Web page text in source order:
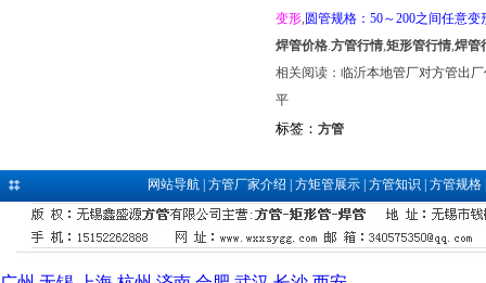
变形, 圆管规格：50～200之间任意变
焊管价格.方管行情,矩形管行情,焊管
相关阅读： 临沂本地管厂对方管出
平
标签： 方管
网站导航| 方管厂家介绍 方矩管展示| 方管知识 方管规格